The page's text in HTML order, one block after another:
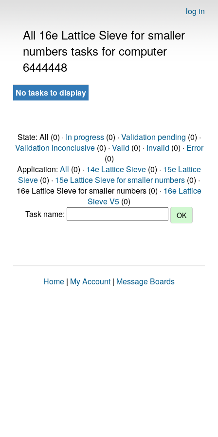
log in
All 16e Lattice Sieve for smaller
numbers tasks for computer
6444448
No tasks to display
State: All (0) · In progress(0) · Validation pending (0) ·
Validation inconclusive(0) · Valid (0) · Invalid (0) · Error
(0)
Application: All (0) · 14e Lattice Sieve (0) · 15e Lattice
Sieve (0) · 15e Lattice Sieve for smaller numbers (0) ·
16e Lattice Sieve for smaller numbers (0) · 16e Lattice
Sieve V5 (0)
Task name:
Home | My Account | Message Boards